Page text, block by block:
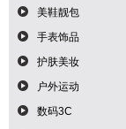
美鞋靓包
手表饰品
护肤美妆
户外运动
数码3C